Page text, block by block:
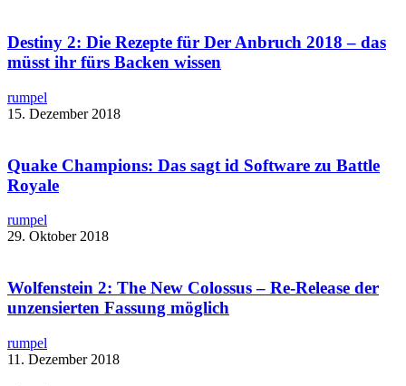
Destiny 2: Die Rezepte für Der Anbruch 2018 – das
müsst ihr fürs Backen wissen
rumpel
15. Dezember 2018
Quake Champions: Das sagt id Software zu Battle
Royale​
rumpel
29. Oktober 2018
Wolfenstein 2: The New Colossus – ​Re-Release der
unzensierten Fassung möglich
rumpel
11. Dezember 2018